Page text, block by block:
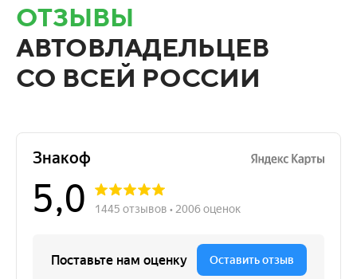
ОТЗЫВЫ
АВТОВЛАДЕЛЬЦЕВ
СО ВСЕЙ РОССИИ